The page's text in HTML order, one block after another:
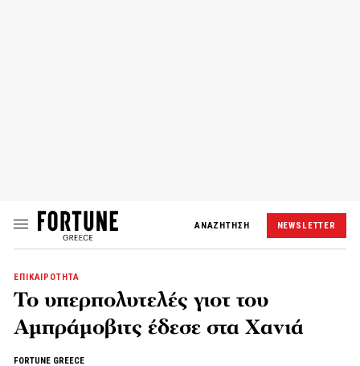
ΑΝΑΖΗΤΗΣΗ NEWSLETTER
ΕΠΙΚΑΙΡΟΤΗΤΑ
Το υπερπολυτελές γιοτ του
Αμπράμοβιτς έδεσε στα Χανιά
FORTUNE GREECE